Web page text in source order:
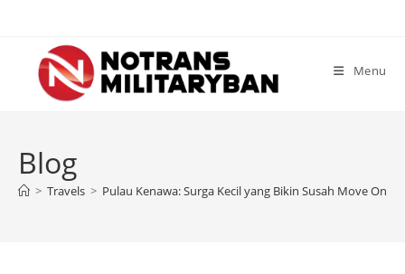
content
Menu
Blog
> Travels > Pulau Kenawa: Surga Kecil yang Bikin Susah Move On